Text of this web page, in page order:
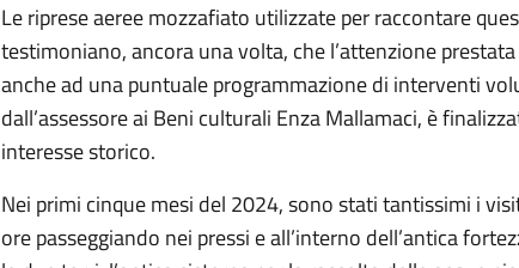
Le riprese aeree mozzafiato utilizzate per raccontare
testimoniano, ancora una volta, che l’attenzione
anche ad una puntuale programmazione di interventi
dall’assessore ai Beni culturali Enza Mallamaci, è
interesse storico.
Nei primi cinque mesi del 2024, sono stati tantissimi i
ore passeggiando nei pressi e all’interno dell’antica